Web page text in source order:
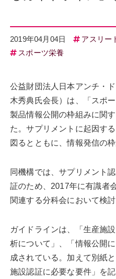
2019年04月04日 アスリー
スポーツ栄養
公益財団法人日本アンチ・
木秀典氏会長）は、「スポ
製品情報公開の枠組みに関
た。サプリメントに起因す
図るとともに、情報発信の
同機構では、サプリメント
証のため、2017年に有識者
関連する分科会において検討
ガイドラインは、「生産施
析について」、「情報公開
成されている。加えて別紙
施設認証に必要な要件」を